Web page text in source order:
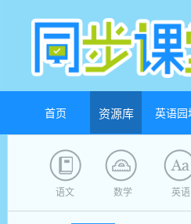
首页 资源库 英语园
语文 数学 英语